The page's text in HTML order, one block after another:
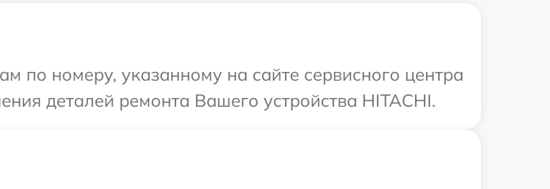
по номеру, указанному на сайте сервисного центра
деталей ремонта Вашего устройства HITACHI.